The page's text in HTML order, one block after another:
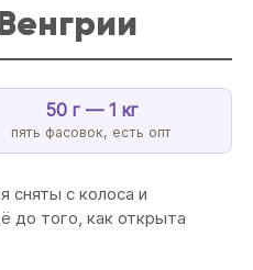
50 г — 1 кг
пять фасовок, есть опт
сняты с колоса и
до того, как открыта